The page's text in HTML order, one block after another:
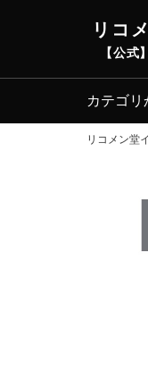
リコ
【公式
カテゴリ
リコメン堂